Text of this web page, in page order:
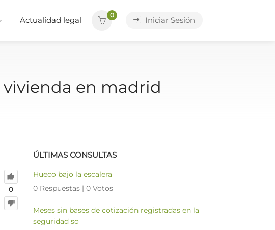
Actualidad legal
0
Iniciar Sesión
en madrid
0
ÚLTIMAS CONSULTAS
Hueco bajo la escalera
0 Respuestas | 0 Votos
Meses sin bases de cotización registradas en la
seguridad so